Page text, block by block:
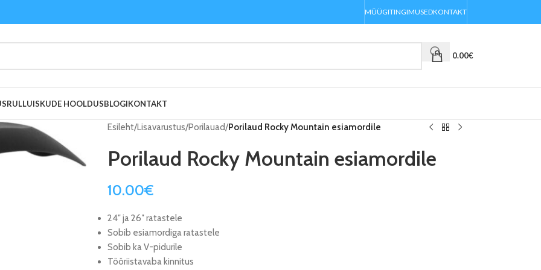
MÜÜGITINGIMUSEDKONTAKT
0.00€
RULLUISKUDE HOOLDUSBLOGIKONTAKT
Esileht/Lisavarustus/Porilauad/Porilaud Rocky Mountain esiamordile
Porilaud Rocky Mountain esiamordile
10.00€
24″ ja 26″ ratastele
Sobib esiamordiga ratastele
Sobib ka V-pidurile
Tööriistavaba kinnitus